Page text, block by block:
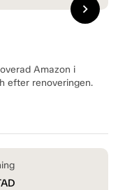
Amazon i
efter renoveringen.
chevron_right